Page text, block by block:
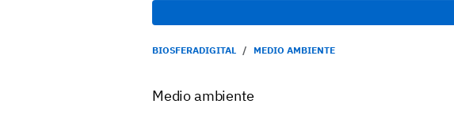
BIOSFERADIGITAL MEDIO AMBIENTE
Medio ambiente